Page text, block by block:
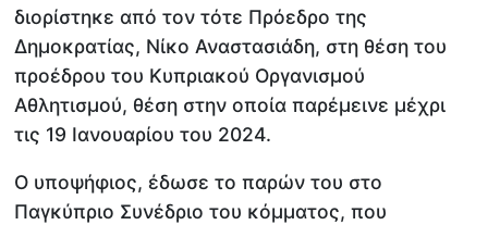
διορίστηκε από τον τότε Πρόεδρο της
Δημοκρατίας, Νίκο Αναστασιάδη, στη θέση του
προέδρου του Κυπριακού Οργανισμού
Αθλητισμού, θέση στην οποία παρέμεινε μέχρι
τις 19 Ιανουαρίου του 2024.
Ο υποψήφιος, έδωσε το παρών του στο
Παγκύπριο Συνέδριο του κόμματος, που